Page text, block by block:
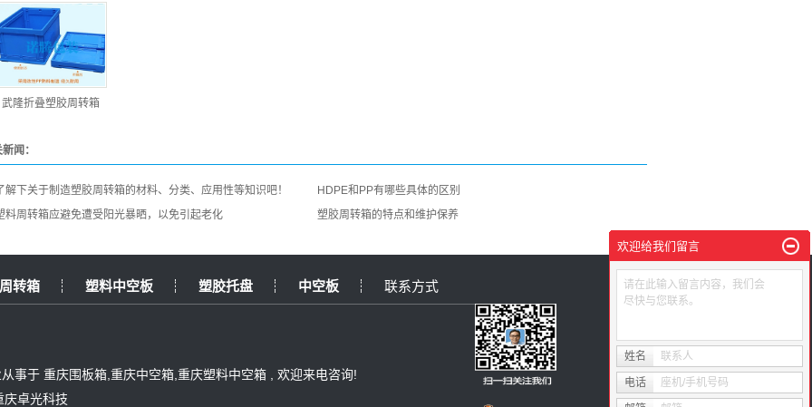
武隆折叠塑胶周转箱
闻：
了解下关于制造塑胶周转箱的材料、分类、应用性等知识吧！
HDPE和PP有哪些具体的区别
料周转箱应避免遭受阳光暴晒，以免引起老化
塑胶周转箱的特点和维护保养
转箱 塑料中空板 塑胶托盘 中空板 联系方式
事于 重庆围板箱 重庆中空箱 重庆塑料中空箱 , 欢迎来电咨询!
庆卓光科技
欢迎给我们留言
请在此输入留言内容，我们会
尽快与您联系。
姓名 联系人
电话 座机/手机号码